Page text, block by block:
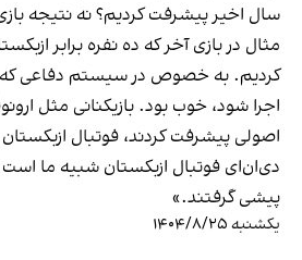
سال اخیر پیشرفت کردیم؟ نه نتیجه
مثال در بازی آخر که ده نفره برابر
کردیم. به خصوص در سیستم دفاعی که
اجرا شود، خوب بود. بازیکنانی مثل
اصولی پیشرفت کردند، فوتبال ازبکستان
دی‌ان‌ای فوتبال ازبکستان شبیه ما است
پیشی گرفتند.»
یکشنبه ۱۴۰۴/۸/۲۵